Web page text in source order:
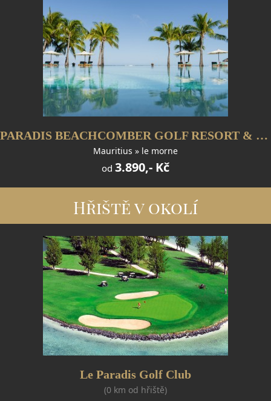
PARADIS BEACHCOMBER GOLF RESORT & SPA
Mauritius » le morne
od 3.890,- Kč
Hřiště v okolí
Le Paradis Golf Club
(0 km od hřiště)